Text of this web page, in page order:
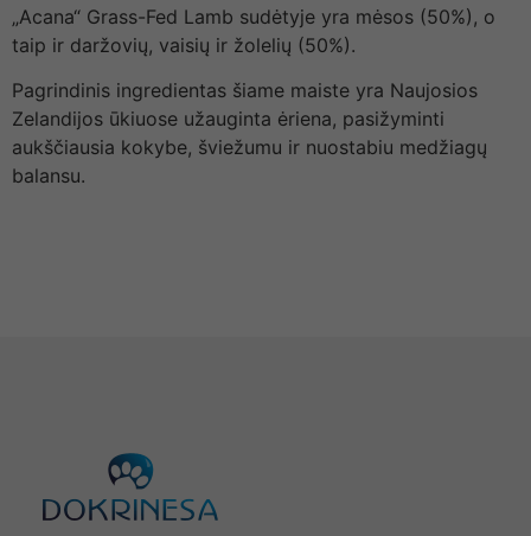
„Acana“ Grass-Fed Lamb sudėtyje yra mėsos (50%), o
taip ir daržovių, vaisių ir žolelių (50%).
Pagrindinis ingredientas šiame maiste yra Naujosios
Zelandijos ūkiuose užauginta ėriena, pasižyminti
aukščiausia kokybe, šviežumu ir nuostabiu medžiagų
balansu.